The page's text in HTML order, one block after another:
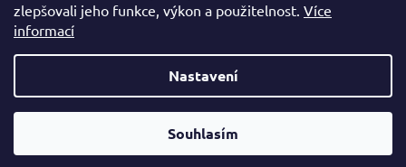
zlepšovali jeho funkce, výkon a použitelnost. Více
informací
Nastavení
Souhlasím
Od čtvrtka 6.8. do úterý 11.8. máme mimořádně zavřeno.
Facebook
Vytvořil Shoptet
Zažeň nudu. Všechna práva vyhrazena.
Upravit nastavení cookies